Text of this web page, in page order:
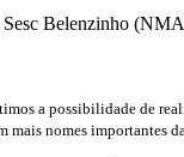
Belenzinho
a possibilidade de
nomes importantes